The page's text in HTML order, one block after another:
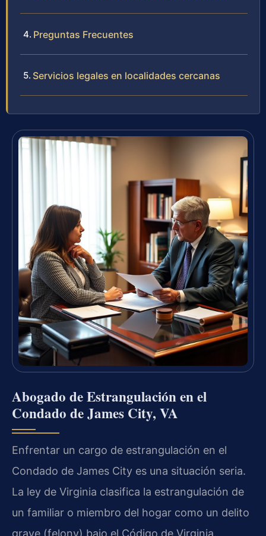
Preguntas Frecuentes
Servicios legales en localidades cercanas
Abogado de Estrangulación en el
Condado de James City, VA
Enfrentar un cargo de estrangulación en el
Condado de James City es una situación seria.
La ley de Virginia clasifica la estrangulación de
un familiar o miembro del hogar como un delito
grave (felony) bajo el Código de Virginia,